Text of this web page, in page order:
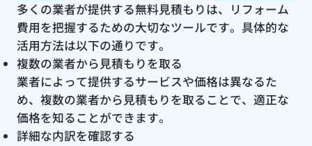
多くの業者が提供する無料見積もりは、リフォーム
費用を把握するための大切なツールです。具体的な
活用方法は以下の通りです。
複数の業者から見積もりを取る
業者によって提供するサービスや価格は異なるた
め、複数の業者から見積もりを取ることで、適正な
価格を知ることができます。
詳細な内訳を確認する